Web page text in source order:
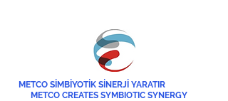
METCO SİMBİYOTİK SİNERJİ YARATIR
METCO CREATES SYMBIOTIC SYNERGY